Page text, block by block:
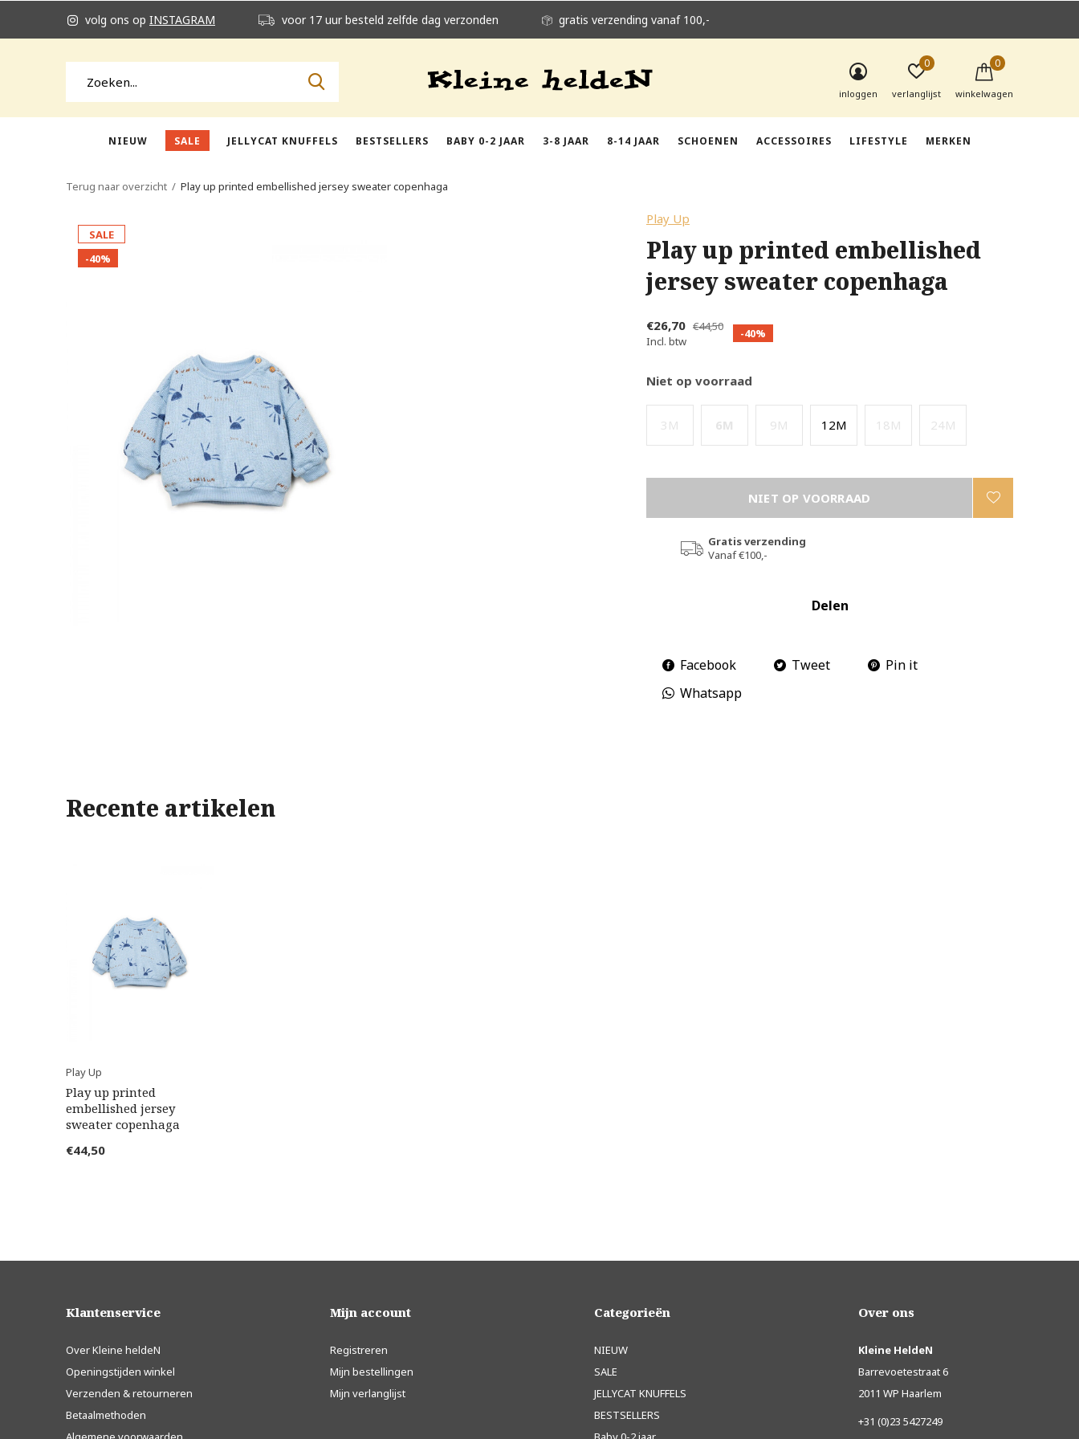
NIEUW SALE JELLYCAT KNUFFELS BESTSELLERS BABY 0-2 JAAR 3-8 JAAR 8-14 JAAR SCHOENEN ACCESSOIRES LIFESTYLE MERKEN
inloggen verlanglijst
0
winkelwagen
0
volg ons op INSTAGRAM voor 17 uur besteld zelfde dag verzonden gratis verzending vanaf 100,-
Terug naar overzicht Play up printed embellished jersey sweater copenhaga
SALE
-40%
Play Up
Play up printed embellished
jersey sweater copenhaga
€26,70 €44,50
Incl. btw
-40%
Niet op voorraad
3M 6M 9M 12M 18M 24M
NIET OP VOORRAAD
Gratis verzending
Vanaf €100,-
Delen
Facebook Tweet
Pin it
Whatsapp
Recente artikelen
Play Up
Play up printed
embellished jersey
sweater copenhaga
€44,50
Klantenservice
Over Kleine heldeN
Openingstijden winkel
Verzenden & retourneren
Betaalmethoden
Mijn account
Registreren
Mijn bestellingen
Mijn verlanglijst
Categorieën
NIEUW
SALE
JELLYCAT KNUFFELS
BESTSELLERS
Over ons
Kleine HeldeN
Barrevoetestraat 6
2011 WP Haarlem
+31 (0)23 5427249